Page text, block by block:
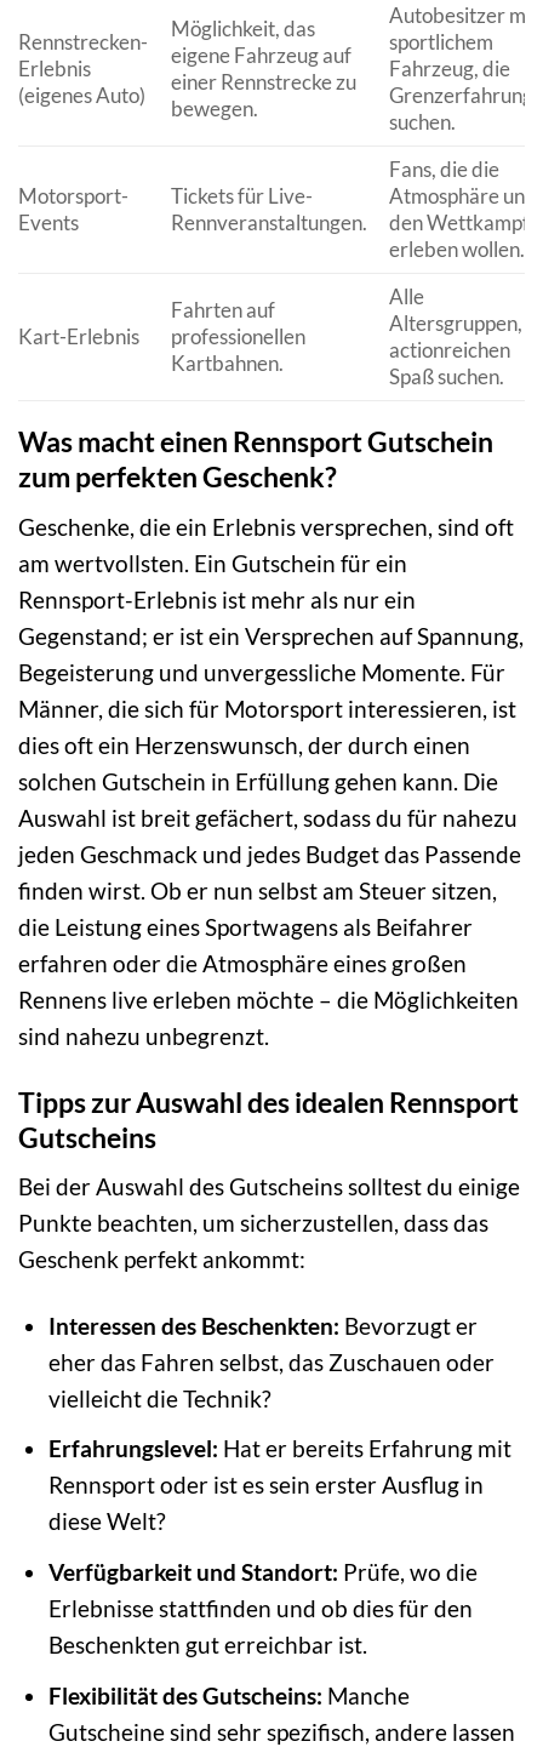
Rennstrecken-
Erlebnis
(eigenes Auto)
Möglichkeit, das
eigene Fahrzeug auf
einer Rennstrecke zu
bewegen.
Autobesitzer mit
sportlichem
Fahrzeug, die
suchen.
Motorsport-
Events
Tickets für Live-
Rennveranstaltungen.
Fans, die die
Atmosphäre und
den Wettkampf
erleben wollen.
Kart-Erlebnis
Fahrten auf
professionellen
Kartbahnen.
Alle
Altersgruppen,
actionreichen
Spaß suchen.
Was macht einen Rennsport Gutschein
zum perfekten Geschenk?
Geschenke, die ein Erlebnis versprechen, sind oft
am wertvollsten. Ein Gutschein für ein
Rennsport-Erlebnis ist mehr als nur ein
Gegenstand; er ist ein Versprechen auf Spannung,
Begeisterung und unvergessliche Momente. Für
Männer, die sich für Motorsport interessieren, ist
dies oft ein Herzenswunsch, der durch einen
solchen Gutschein in Erfüllung gehen kann. Die
Auswahl ist breit gefächert, sodass du für nahezu
jeden Geschmack und jedes Budget das Passende
finden wirst. Ob er nun selbst am Steuer sitzen,
die Leistung eines Sportwagens als Beifahrer
erfahren oder die Atmosphäre eines großen
Rennens live erleben möchte – die Möglichkeiten
sind nahezu unbegrenzt.
Tipps zur Auswahl des idealen Rennsport
Gutscheins
Bei der Auswahl des Gutscheins solltest du einige
Punkte beachten, um sicherzustellen, dass das
Geschenk perfekt ankommt:
Interessen des Beschenkten: Bevorzugt er
eher das Fahren selbst, das Zuschauen oder
vielleicht die Technik?
Erfahrungslevel: Hat er bereits Erfahrung mit
Rennsport oder ist es sein erster Ausflug in
diese Welt?
Verfügbarkeit und Standort: Prüfe, wo die
Erlebnisse stattfinden und ob dies für den
Beschenkten gut erreichbar ist.
Flexibilität des Gutscheins: Manche
Gutscheine sind sehr spezifisch, andere lassen